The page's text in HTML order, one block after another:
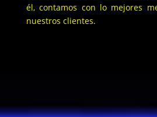
él, contamos con lo mejores
nuestros clientes.